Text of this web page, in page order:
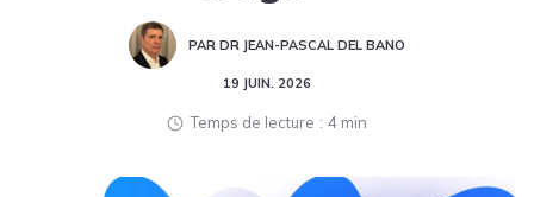
PAR DR JEAN-PASCAL DEL BANO
19 JUIN. 2026
Temps de lecture 4 min